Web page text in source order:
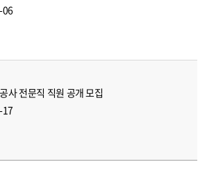
06
사 전문직 직원 공개 모집